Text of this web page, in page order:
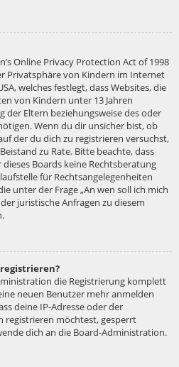
Online Privacy Protection Act of 1998
Privatsphäre von Kindern im Internet
welches festlegt, dass Websites, die
von Kindern unter 13 Jahren
der Eltern beziehungsweise des oder
Wenn du dir unsicher bist, ob
der du dich zu registrieren versuchst,
zu Rate. Bitte beachte, dass
Boards keine Rechtsberatung
für Rechtsangelegenheiten
unter der Frage „An wen soll ich mich
juristische Anfragen zu diesem
die Registrierung komplett
neuen Benutzer mehr anmelden
deine IP-Adresse oder der
registrieren möchtest, gesperrt
dich an die Board-Administration.